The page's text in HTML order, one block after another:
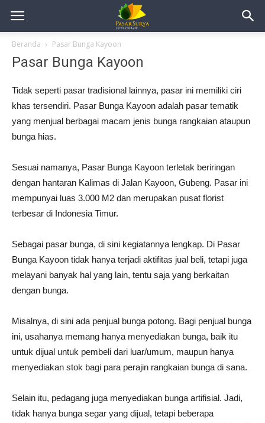
Beranda Pasar Bunga Kayoon
Pasar Bunga Kayoon
Tidak seperti pasar tradisional lainnya, pasar ini memiliki ciri
khas tersendiri. Pasar Bunga Kayoon adalah pasar tematik
yang menjual berbagai macam jenis bunga rangkaian ataupun
bunga hias.
Sesuai namanya, Pasar Bunga Kayoon terletak beriringan
dengan hantaran Kalimas di Jalan Kayoon, Gubeng. Pasar ini
mempunyai luas 3.000 M2 dan merupakan pusat florist
terbesar di Indonesia Timur.
Sebagai pasar bunga, di sini kegiatannya lengkap. Di Pasar
Bunga Kayoon tidak hanya terjadi aktifitas jual beli, tetapi juga
melayani banyak hal yang lain, tentu saja yang berkaitan
dengan bunga.
Misalnya, di sini ada penjual bunga potong. Bagi penjual bunga
ini, usahanya memang hanya menyediakan bunga, baik itu
untuk dijual untuk pembeli dari luar/umum, maupun hanya
menyediakan stok bagi para perajin rangkaian bunga di sana.
Selain itu, pedagang juga menyediakan bunga artifisial. Jadi,
tidak hanya bunga segar yang dijual, tetapi beberapa